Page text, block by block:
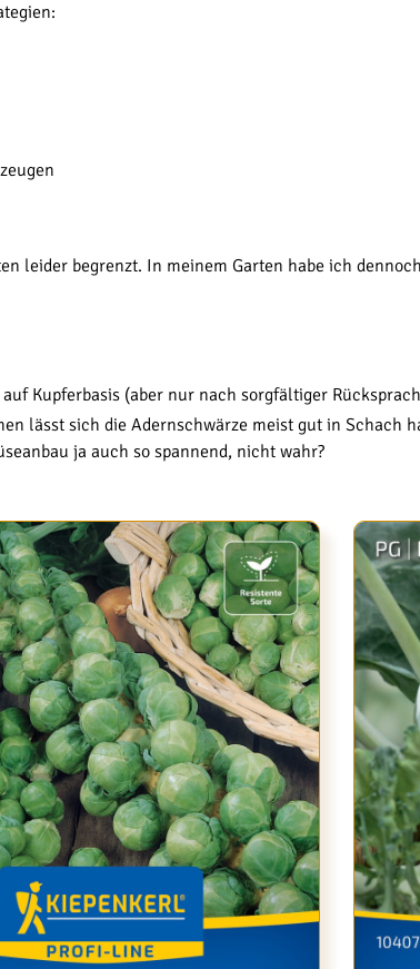
leider begrenzt. In meinem Garten habe ich
Kupferbasis (aber nur nach sorgfältiger
lässt sich die Adernschwärze meist gut in Schach
ja auch so spannend, nicht wahr?